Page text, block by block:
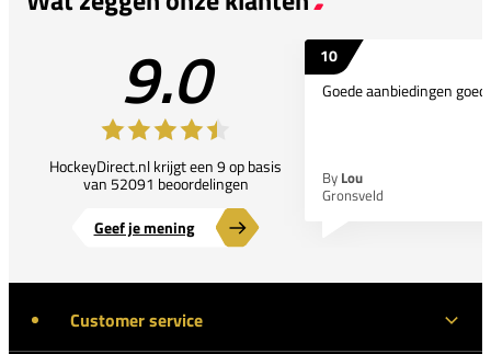
9.0
HockeyDirect.nl krijgt een 9 op basis
van 52091 beoordelingen
Geef je mening
10
Goede aanbiedingen
By Lou
Gronsveld
Customer service